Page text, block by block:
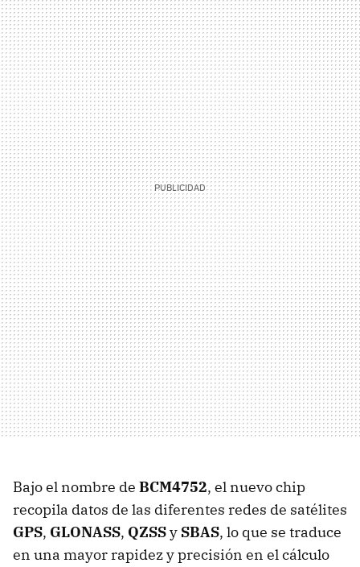
Bajo el nombre de BCM4752, el nuevo chip
recopila datos de las diferentes redes de satélites
GPS, GLONASS, QZSSy SBAS, lo que se traduce
en una mayor rapidez y precisión en el cálculo